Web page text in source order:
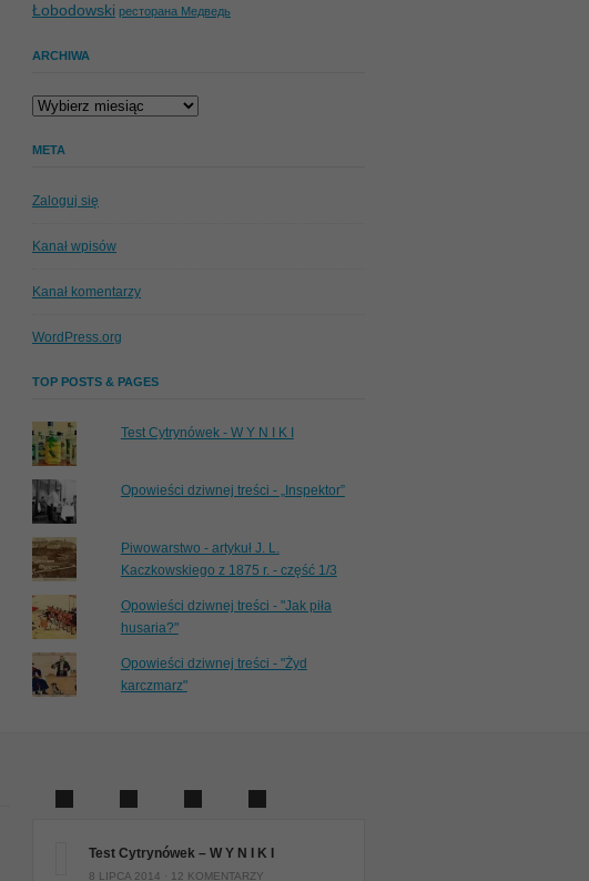
Łobodowski ресторана Медведь
ARCHIWA
Archiwa
META
Zaloguj się
Kanał wpisów
Kanał komentarzy
WordPress.org
TOP POSTS & PAGES
Test Cytrynówek - W Y N I K I
Opowieści dziwnej treści - „Inspektor”
Piwowarstwo - artykuł J. L.
Kaczkowskiego z 1875 r. - część 1/3
Opowieści dziwnej treści - "Jak piła
husaria?"
Opowieści dziwnej treści - "Żyd
karczmarz"
Test Cytrynówek – W Y N I K I
8 LIPCA 2014 · 12 KOMENTARZY